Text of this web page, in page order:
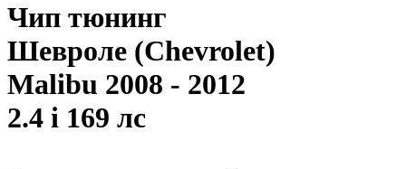
Чип тюнинг
Шевроле (Chevrolet)
Malibu 2008 - 2012
2.4 i 169 лс